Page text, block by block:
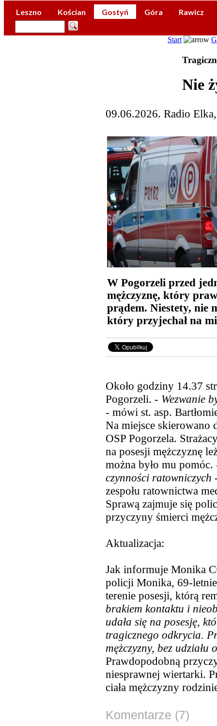
Leszno Kościan Gostyń Góra Rawicz
Start
Nie
09.06.2026. Radio
W Pogorzeli przed
mężczyznę, który
prądem. Niestety, nie
który przyjechał na
Około godziny 14.37
Pogorzeli. - Wezwanie
- mówi st. asp.
Na miejsce skierowano
OSP Pogorzela.
na posesji mężczyznę
można było mu
czynności ratowniczych
zespołu ratownictwa
Sprawą zajmuje się
przyczyny śmierci
Aktualizacja:
Jak informuje Monika
policji Monika, 69-
terenie posesji, którą
brakiem kontaktu i
udała się na posesję,
tragicznego odkrycia.
mężczyzny, bez udziału
Prawdopodobną
niesprawnej wiertarki.
ciała mężczyzny
Komentarze (7)